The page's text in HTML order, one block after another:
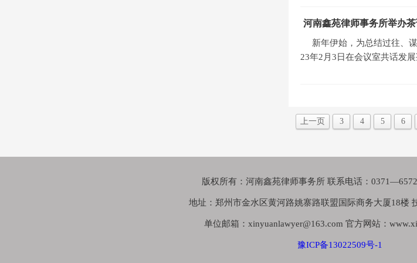
河南鑫苑律师事务所举办
新年伊始，为总结过往、
23年2月3日在会议室共话发
上一页 3 4 5 6
版权所有：河南鑫苑律师事务所 联系电话：
地址：郑州市金水区黄河路姚寨路联盟国际商务大厦18楼
单位邮箱：xinyuanlawyer@163.com 官方网站：
豫ICP备13022509号-1